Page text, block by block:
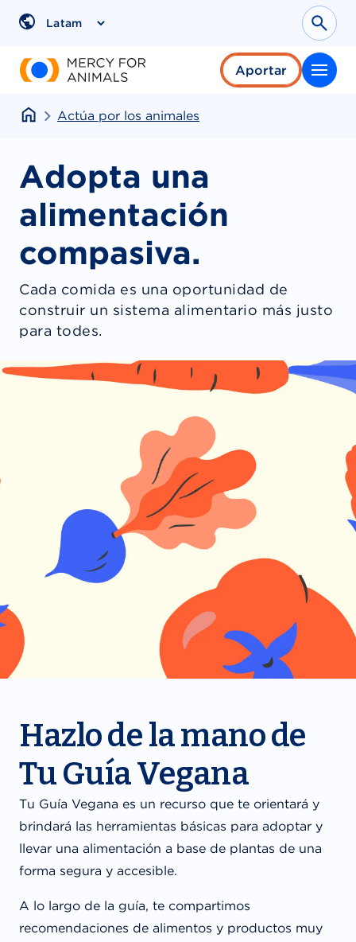
Region
Aportar
Actúa por los animales
Adopta una
alimentación
compasiva.
Cada comida es una oportunidad de
construir un sistema alimentario más justo
para todes.
Hazlo de la mano de
Tu Guía Vegana
Tu Guía Vegana es un recurso que te orientará y
brindará las herramientas básicas para adoptar y
llevar una alimentación a base de plantas de una
forma segura y accesible.
A lo largo de la guía, te compartimos
recomendaciones de alimentos y productos muy